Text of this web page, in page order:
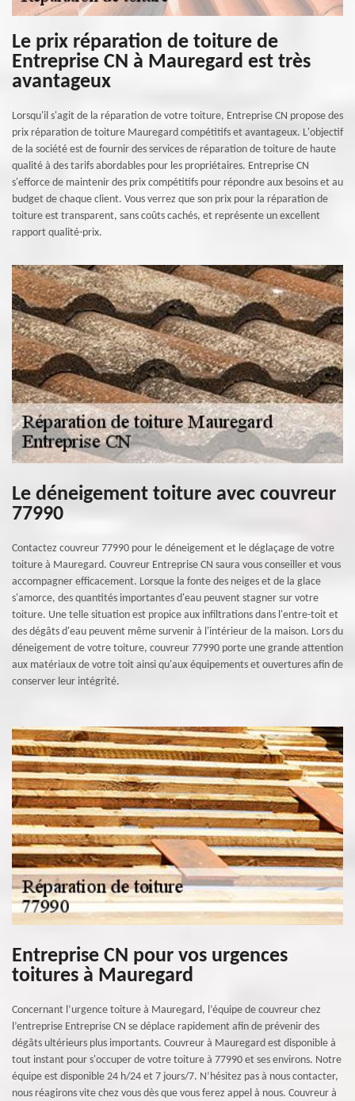
Le prix réparation de toiture de
Entreprise CN à Mauregard est très
avantageux
Lorsqu'il s'agit de la réparation de votre toiture, Entreprise CN propose des
prix réparation de toiture Mauregard compétitifs et avantageux. L'objectif
de la société est de fournir des services de réparation de toiture de haute
qualité à des tarifs abordables pour les propriétaires. Entreprise CN
s'efforce de maintenir des prix compétitifs pour répondre aux besoins et au
budget de chaque client. Vous verrez que son prix pour la réparation de
toiture est transparent, sans coûts cachés, et représente un excellent
rapport qualité-prix.
Le déneigement toiture avec couvreur
77990
Contactez couvreur 77990 pour le déneigement et le déglaçage de votre
toiture à Mauregard. Couvreur Entreprise CN saura vous conseiller et vous
accompagner efficacement. Lorsque la fonte des neiges et de la glace
s'amorce, des quantités importantes d'eau peuvent stagner sur votre
toiture. Une telle situation est propice aux infiltrations dans l'entre-toit et
des dégâts d'eau peuvent même survenir à l'intérieur de la maison. Lors du
déneigement de votre toiture, couvreur 77990 porte une grande attention
aux matériaux de votre toit ainsi qu'aux équipements et ouvertures afin de
conserver leur intégrité.
Entreprise CN pour vos urgences
toitures à Mauregard
Concernant l’urgence toiture à Mauregard, l’équipe de couvreur chez
l’entreprise Entreprise CN se déplace rapidement afin de prévenir des
dégâts ultérieurs plus importants. Couvreur à Mauregard est disponible à
tout instant pour s'occuper de votre toiture à 77990 et ses environs. Notre
équipe est disponible 24 h/24 et 7 jours/7. N’hésitez pas à nous contacter,
nous réagirons vite chez vous dès que vous ferez appel à nous. Couvreur à